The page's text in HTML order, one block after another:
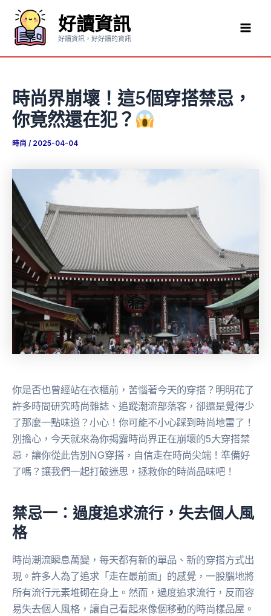
要
好讀資訊
好讀資訊，好好讀的資訊
時尚界崩壞！這5個穿搭禁忌，
你竟然還在犯？
時尚 / 2025-04-04
你是否也曾經站在衣櫃前，苦惱著今天的穿搭？明明花了
許多時間研究時尚雜誌、追蹤潮流部落客，卻還是覺得少
了那麼一點味道？小心！你可能不小心踩到時尚地雷了！
別擔心，今天就來為你揭露時尚界正在崩壞的5大穿搭禁
忌，讓你從此告別NG穿搭，自信走在時尚尖端！準備好
了嗎？讓我們一起打破迷思，拯救你的時尚品味吧！
禁忌一：過度追求流行，失去個人風
格
時尚潮流瞬息萬變，每天都有新的單品、新的穿搭方式出
現。許多人為了追求「走在最前面」的感覺，一股腦地將
所有流行元素堆砌在身上。然而，過度追求流行，反而容
易失去個人風格，讓自己看起來像個移動的時尚樣品屋。